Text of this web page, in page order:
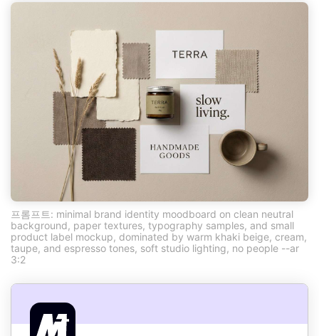
프롬프트: minimal brand identity moodboard on clean neutral
background, paper textures, typography samples, and small
product label mockup, dominated by warm khaki beige, cream,
taupe, and espresso tones, soft studio lighting, no people --ar
3:2